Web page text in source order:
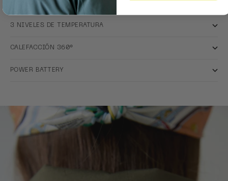
3 NIVELES DE TEMPERATURA
CALEFACCIÓN 360º
POWER BATTERY